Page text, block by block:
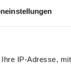
IP-Adresse,